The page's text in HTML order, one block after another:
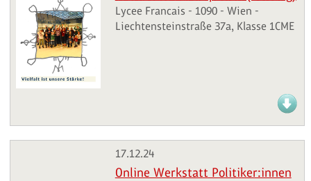
Lycee Francais - 1090 - Wien -
Liechtensteinstraße 37a, Klasse 1CME
17.12.24
Online Werkstatt Politiker:innen